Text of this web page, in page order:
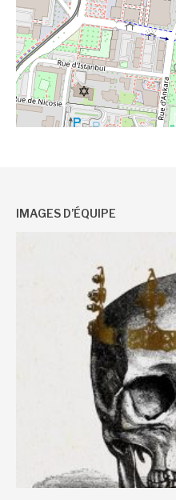
IMAGES D’ÉQUIPE